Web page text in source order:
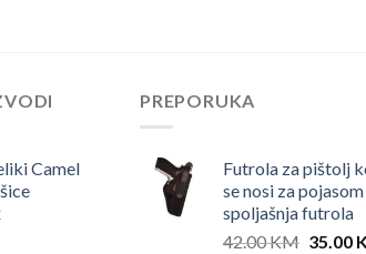
Camel
PREPORUKA
Futrola za pištolj
se nosi za pojasom
spoljašnja futrola
42.00KM 35.00